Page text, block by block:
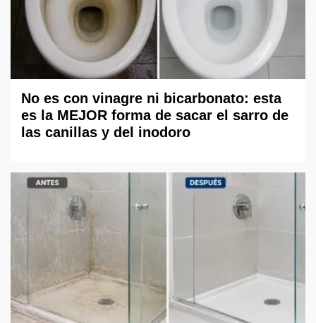
No es con vinagre ni bicarbonato: esta
es la MEJOR forma de sacar el sarro de
las canillas y del inodoro